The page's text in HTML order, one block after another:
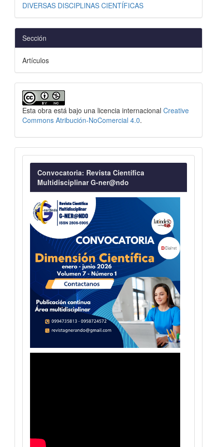
DIVERSAS DISCIPLINAS CIENTÍFICAS
Sección
Artículos
Esta obra está bajo una licencia internacional Creative
Commons Atribución-NoComercial 4.0.
Convocatoria
Convocatoria: Revista Científica
Multidisciplinar G-ner@ndo